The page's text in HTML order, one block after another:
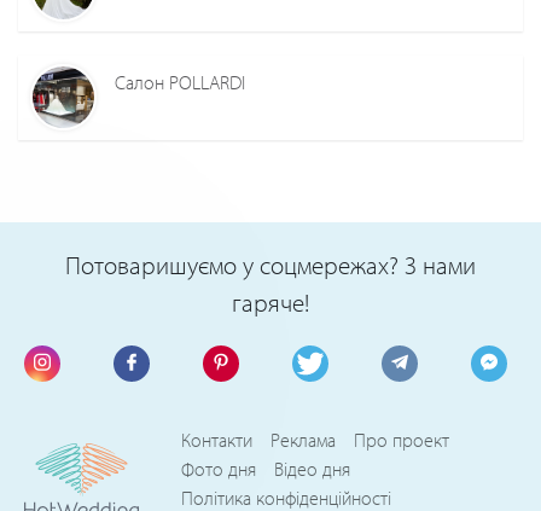
Салон POLLARDI
Потоваришуємо у соцмережах? З нами
гаряче!
Контакти Реклама
Про проект
Фото дня
Відео дня
Політика конфіденційності